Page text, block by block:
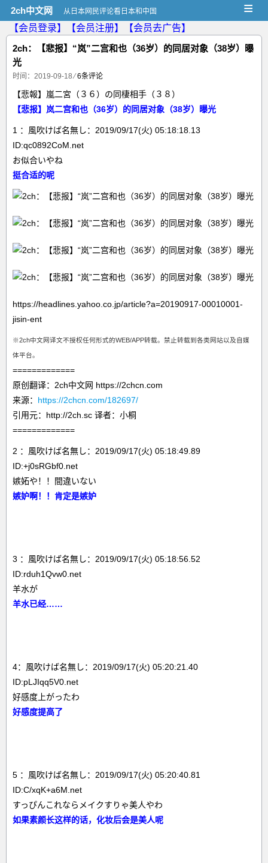
2ch中文网 从日本网民评论看日本和中国 ≡
【会员登录】 【会员注册】
【会员去广告】
2ch：【悲报】“岚”二宫和也（36岁）的同居对象（38岁）曝
光
时间：2019-09-18 ⁄6条评论
【悲報】嵐二宮（３６）の同棲相手（３８）
【悲报】岚二宫和也（36岁）的同居对象（38岁）曝光
1 ：風吹けば名無し：2019/09/17(火) 05:18:18.13
ID:qc0892CoM.net
お似合いやね
挺合适的呢
https://headlines.yahoo.co.jp/article?a=20190917-00010001-
jisin-ent
※2ch中文网译文不授权任何形式的WEB/APP转载。禁止转载到各类网站以及自媒
体平台。
=============
原创翻译：2ch中文网 https://2chcn.com
来源： https://2chcn.com/182697/
引用元：http://2ch.sc 译者：小桐
=============
2 ：風吹けば名無し：2019/09/17(火) 05:18:49.89
ID:+j0sRGbf0.net
嫉妬や！！間違いない
嫉妒啊！！肯定是嫉妒
3 ：風吹けば名無し：2019/09/17(火) 05:18:56.52
ID:rduh1Qvw0.net
羊水が
羊水已经……
4：風吹けば名無し：2019/09/17(火) 05:20:21.40
ID:pLJIqq5V0.net
好感度上がったわ
好感度提高了
5 ：風吹けば名無し：2019/09/17(火) 05:20:40.81
ID:C/xqK+a6M.net
すっぴんこれならメイクすりゃ美人やわ
如果素颜长这样的话，化妆后会是美人呢